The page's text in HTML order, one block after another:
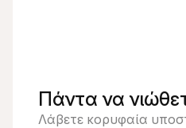
Πάντα να
Λάβετε κορυφαία